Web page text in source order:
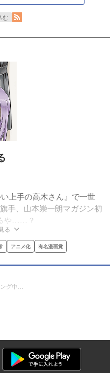
む
上手の高木さん』で一世
手、山本崇一朗マガジン初
や……？
る
アニメ化 有名漫画賞
グ中…